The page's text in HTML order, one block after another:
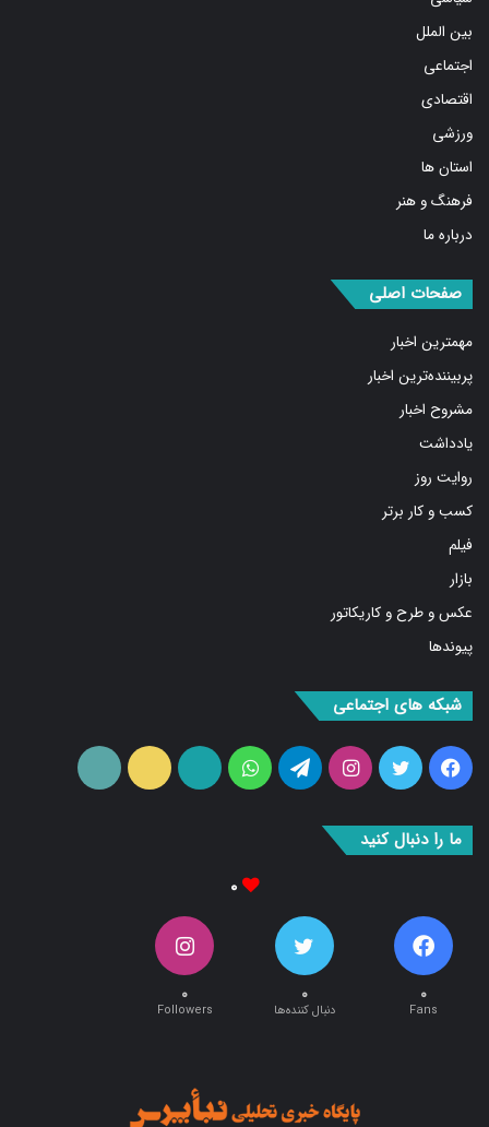
بین الملل
اجتماعی
اقتصادی
ورزشی
استان ها
فرهنگ و هنر
صفحات اصلی
مهمترین اخبار
پربیننده‌ترین اخبار
مشروح اخبار
یادداشت
روایت روز
کسب و کار برتر
فیلم
بازار
عکس و طرح و کاریکاتور
شبکه های اجتماعی
فیس
بوک
توییتراینستاگرام
تلگرامواتس
آپ
آپارات ایتا
ما را دنبال کنید
۰
Fans
۰
دنبال کننده‌ها
۰
Followers